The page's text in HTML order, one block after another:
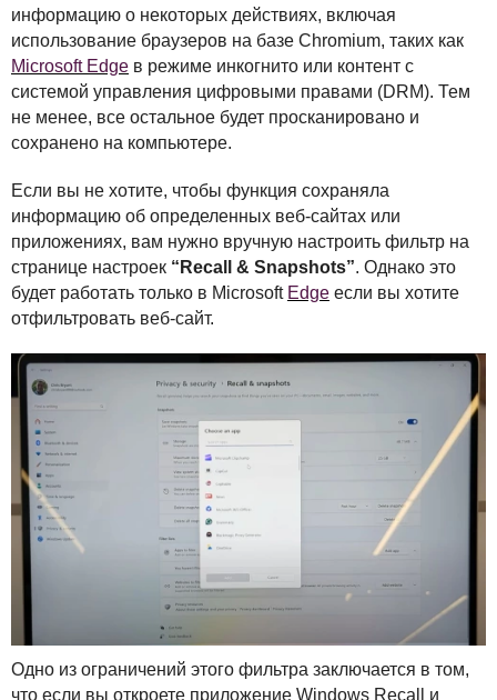
информацию о некоторых действиях, включая
использование браузеров на базе Chromium, таких как
Microsoft Edge в режиме инкогнито или контент с
системой управления цифровыми правами (DRM). Тем
не менее, все остальное будет просканировано и
сохранено на компьютере.
Если вы не хотите, чтобы функция сохраняла
информацию об определенных веб-сайтах или
приложениях, вам нужно вручную настроить фильтр на
странице настроек “Recall & Snapshots”. Однако это
будет работать только в Microsoft Edge если вы хотите
отфильтровать веб-сайт.
Одно из ограничений этого фильтра заключается в том,
что если вы откроете приложение Windows Recall и